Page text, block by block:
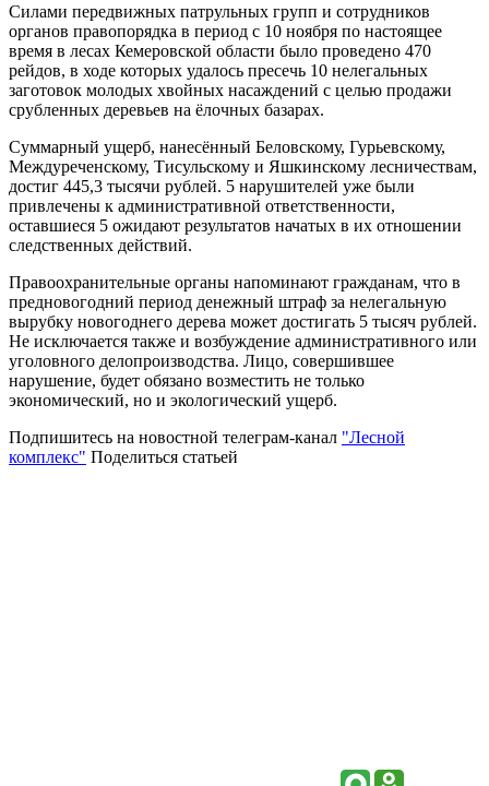
Силами передвижных патрульных групп и сотрудников
органов правопорядка в период с 10 ноября по настоящее
время в лесах Кемеровской области было проведено 470
рейдов, в ходе которых удалось пресечь 10 нелегальных
заготовок молодых хвойных насаждений с целью продажи
срубленных деревьев на ёлочных базарах.
Суммарный ущерб, нанесённый Беловскому, Гурьевскому,
Междуреченскому, Тисульскому и Яшкинскому лесничествам,
достиг 445,3 тысячи рублей. 5 нарушителей уже были
привлечены к административной ответственности,
оставшиеся 5 ожидают результатов начатых в их отношении
следственных действий.
Правоохранительные органы напоминают гражданам, что в
предновогодний период денежный штраф за нелегальную
вырубку новогоднего дерева может достигать 5 тысяч рублей.
Не исключается также и возбуждение административного или
уголовного делопроизводства. Лицо, совершившее
нарушение, будет обязано возместить не только
экономический, но и экологический ущерб.
Подпишитесь на новостной телеграм-канал "Лесной
комплекс" Поделиться статьей